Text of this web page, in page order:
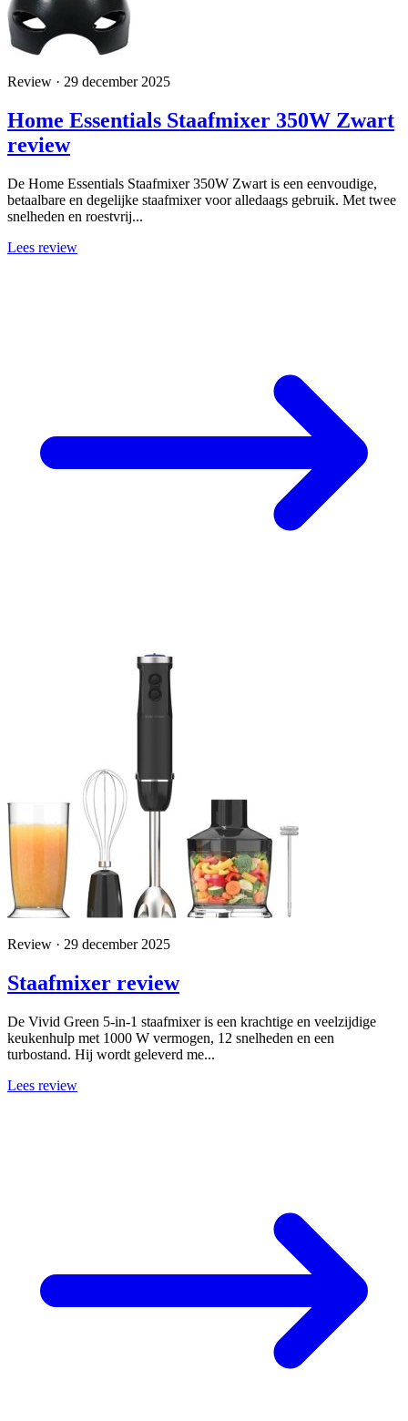
Review · 29 december 2025
Home Essentials Staafmixer 350W Zwart
review
De Home Essentials Staafmixer 350W Zwart is een eenvoudige,
betaalbare en degelijke staafmixer voor alledaags gebruik. Met twee
snelheden en roestvrij...
Lees review
Review · 29 december 2025
Staafmixer review
De Vivid Green 5-in-1 staafmixer is een krachtige en veelzijdige
keukenhulp met 1000 W vermogen, 12 snelheden en een
turbostand. Hij wordt geleverd me...
Lees review